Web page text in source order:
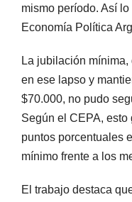
mismo período. Así
Economía Política
La jubilación
en ese lapso y
$70.000, no pudo
Según el CEPA,
puntos porcentuales
mínimo frente a los
El trabajo destaca